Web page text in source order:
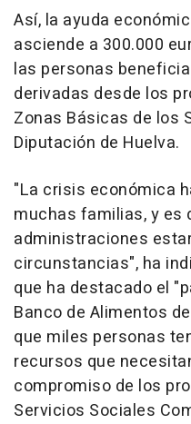
Así, la ayuda
asciende a 300.000
las personas
derivadas desde los
Zonas Básicas de los
Diputación de Huelva.
"La crisis económica
muchas familias, y es
administraciones
circunstancias", ha
que ha destacado el
Banco de Alimentos
que miles personas
recursos que
compromiso de los
Servicios Sociales